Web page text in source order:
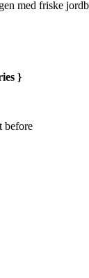
med friske
}
before